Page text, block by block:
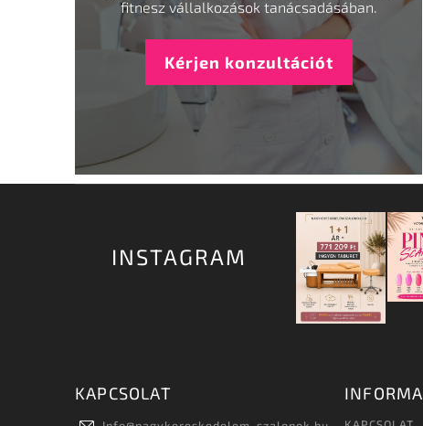
fitnesz vállalkozások tanácsadásában.
Kérjen konzultációt
INSTAGRAM
KAPCSOLAT